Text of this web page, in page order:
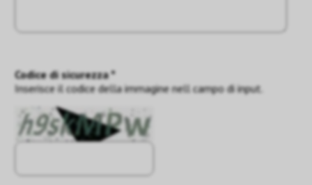
Codice di sicurezza *
Inserisce il codice della immagine nell campo di input.